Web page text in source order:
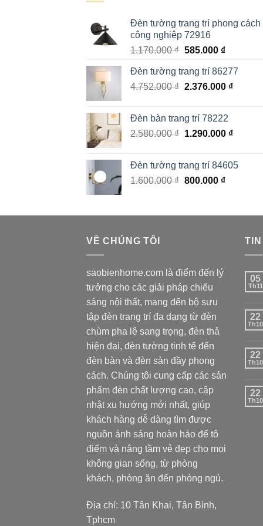
Đèn tường trang trí phong cách
công nghiệp 72916
1.170.000₫ Giá
là:
1.170.000 ₫.
585.000 ₫Giá
tại
là:
Đèn tường trang trí 86277
4.752.000₫ Giá
4.752.000 ₫.
2.376.000 ₫Giá
Đèn bàn trang trí 78222
2.580.000₫ Giá
2.580.000 ₫.
1.290.000 ₫Giá
là:
Đèn tường trang trí 84605
1.600.000₫ Giá
1.600.000 ₫.
800.000 ₫Giá
là:
VỀ CHÚNG TÔI
saobienhome.com là điểm đến lý
tưởng cho các giải pháp chiếu
sáng nội thất, mang đến bộ sưu
tập đèn trang trí đa dạng từ đèn
chùm pha lê sang trọng, đèn thả
hiện đại, đèn tường tinh tế đến
đèn bàn và đèn sàn đầy phong
cách. Chúng tôi cung cấp các sản
phẩm đèn chất lượng cao, cập
nhật xu hướng mới nhất, giúp
khách hàng dễ dàng tìm được
nguồn ánh sáng hoàn hảo để tô
điểm và nâng tầm vẻ đẹp cho mọi
không gian sống, từ phòng
khách, phòng ăn đến phòng ngủ.
Địa chỉ: 10 Tân Khai, Tân Bình,
Tphcm
TIN
05
Th11
22
Th10
22
Th10
22
Th10